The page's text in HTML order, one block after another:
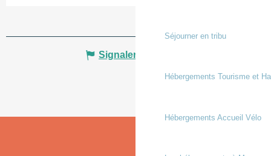
Séjourner en tribu
Hébergements Tourisme et
Hébergements Accueil Vélo
Signaler une erreur